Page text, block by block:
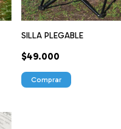
SILLA PLEGABLE
$49.000
Comprar